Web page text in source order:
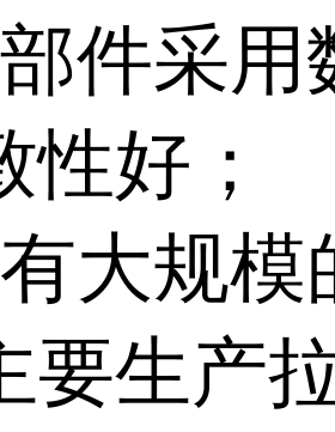
件采
性好；
大规
要生产